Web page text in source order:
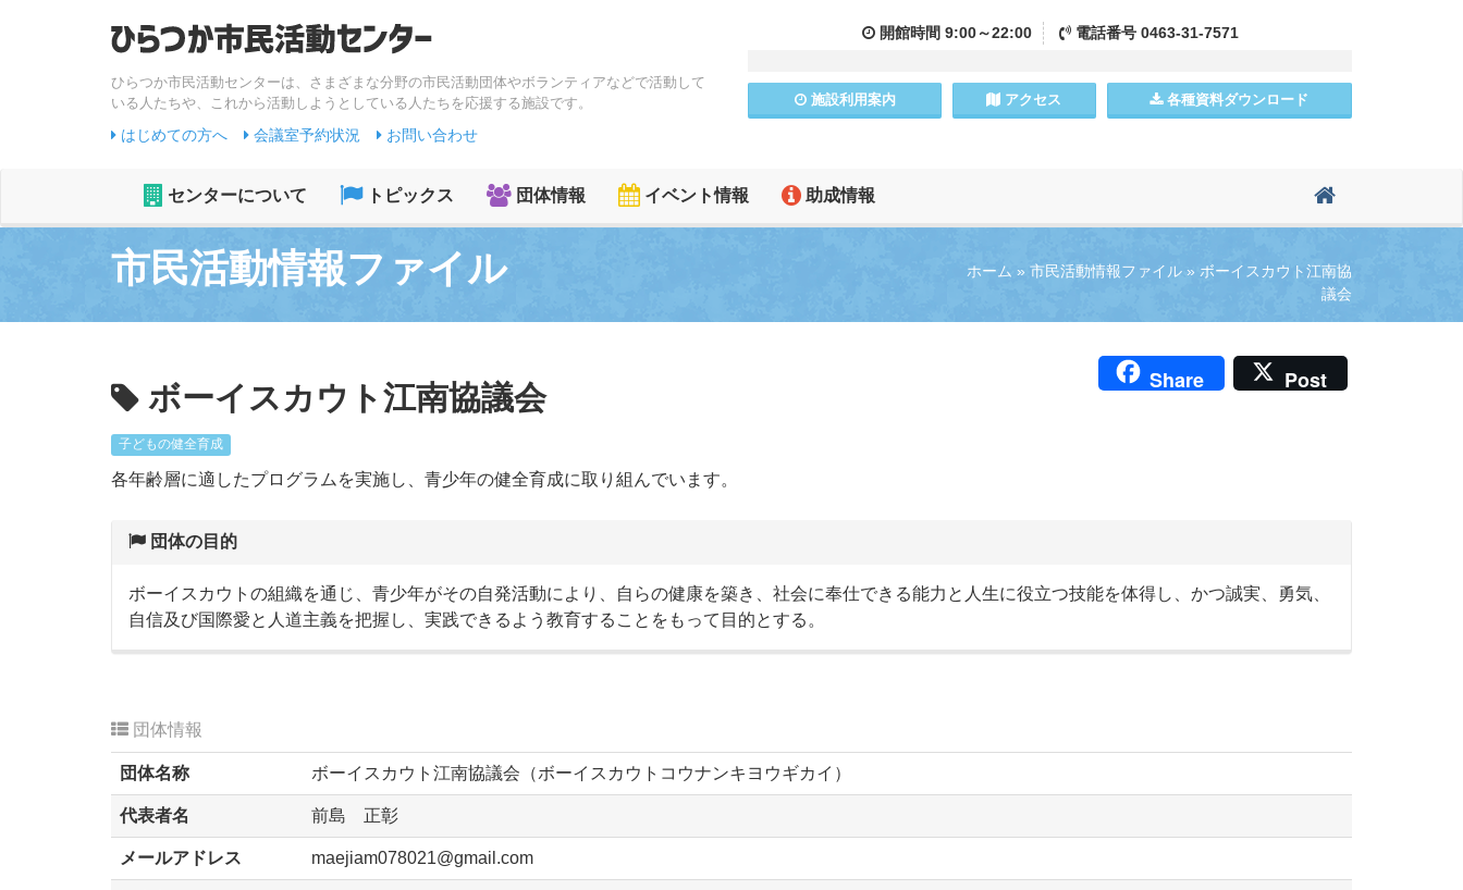
ひらつか市民活動センターは、さまざまな分野の市民活動団体やボランティアなどで活動して
いる人たちや、これから活動しようとしている人たちを応援する施設です。
はじめての方へ 会議室予約状況 お問い合わせ
開館時間 9:00～22:00 電話番号0463-31-7571
施設利用案内 アクセス 各種資料ダウンロード
センターについて トピックス 団体情報 イベント情報 助成情報
ホーム » 市民活動情報ファイル » ボーイスカウト江南協
議会
市民活動情報ファイル
Share Post
ボーイスカウト江南協議会
子どもの健全育成
各年齢層に適したプログラムを実施し、青少年の健全育成に取り組んでいます。
団体の目的
ボーイスカウトの組織を通じ、青少年がその自発活動により、自らの健康を築き、社会に奉仕できる能力と人生に役立つ技能を体得し、かつ誠実、勇気、
自信及び国際愛と人道主義を把握し、実践できるよう教育することをもって目的とする。
団体情報
団体名称 ボーイスカウト江南協議会（ボーイスカウトコウナンキヨウギカイ）
代表者名 前島 正彰
メールアドレス maejiam078021@gmail.com